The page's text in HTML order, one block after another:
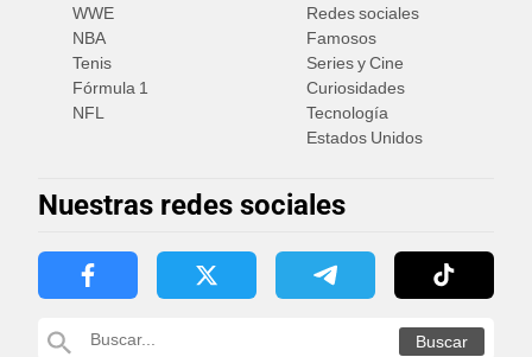
WWE
NBA
Tenis
Fórmula 1
NFL
Redes sociales
Famosos
Series y Cine
Curiosidades
Tecnología
Estados Unidos
Nuestras redes sociales